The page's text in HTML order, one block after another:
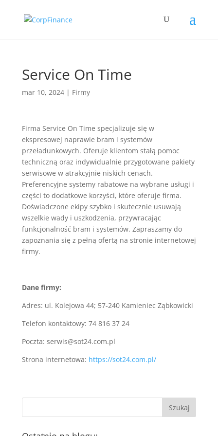
Service On Time
mar 10, 2024| Firmy
Firma Service On Time specjalizuje się w
ekspresowej naprawie bram i systemów
przeładunkowych. Oferuje klientom stałą pomoc
techniczną oraz indywidualnie przygotowane pakiety
serwisowe w atrakcyjnie niskich cenach.
Preferencyjne systemy rabatowe na wybrane usługi i
części to dodatkowe korzyści, które oferuje firma.
Doświadczone ekipy szybko i skutecznie usuwają
wszelkie wady i uszkodzenia, przywracając
funkcjonalność bram i systemów. Zapraszamy do
zapoznania się z pełną ofertą na stronie internetowej
firmy.
Dane firmy:
Adres: ul. Kolejowa 44; 57-240 Kamieniec Ząbkowicki
Telefon kontaktowy: 74 816 37 24
Poczta: serwis@sot24.com.pl
Strona internetowa: https://sot24.com.pl/